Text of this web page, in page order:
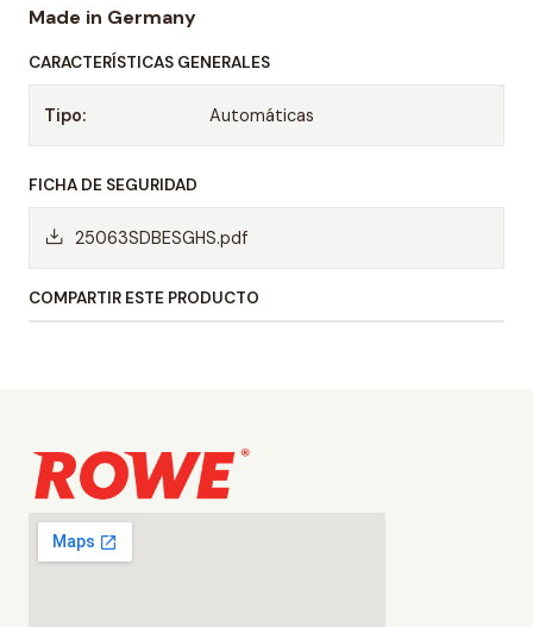
Made in Germany
CARACTERÍSTICAS GENERALES
Tipo: Automáticas
FICHA DE SEGURIDAD
25063SDBESGHS.pdf
COMPARTIR ESTE PRODUCTO